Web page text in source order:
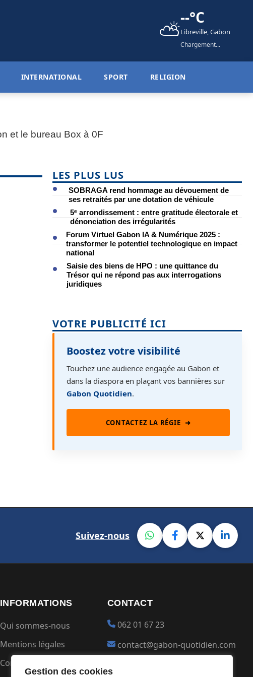
Gestion des cookies
⛅--°C
Libreville, Gabon
Chargement...
INTERNATIONAL SPORT RELIGION
LES PLUS LUS
SOBRAGA rend hommage au dévouement de
ses retraités par une dotation de véhicule
5ᵉ arrondissement : entre gratitude électorale et
dénonciation des irrégularités
Forum Virtuel Gabon IA & Numérique 2025 :
transformer le potentiel technologique en impact
national
Saisie des biens de HPO : une quittance du
Trésor qui ne répond pas aux interrogations
juridiques
VOTRE PUBLICITÉ ICI
Boostez votre visibilité
Touchez une audience engagée au Gabon et
dans la diaspora en plaçant vos bannières sur
Gabon Quotidien.
CONTACTEZ LA RÉGIE ➜
Suivez-nous
INFORMATIONS
Qui sommes-nous
Mentions légales
Conditions générales
CONTACT
062 01 67 23
contact@gabon-quotidien.com